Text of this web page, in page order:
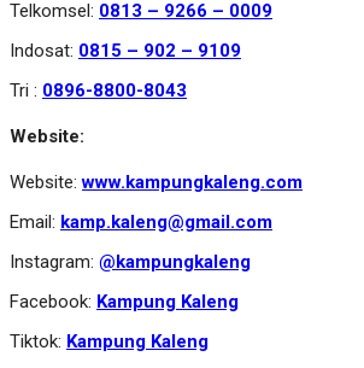
Telkomsel: 0813 – 9266 – 0009
Indosat: 0815 – 902 – 9109
Tri : 0896-8800-8043
Website:
Website:www.kampungkaleng.com
Email: kamp.kaleng@gmail.com
Instagram: @kampungkaleng
Facebook: Kampung Kaleng
Tiktok: Kampung Kaleng